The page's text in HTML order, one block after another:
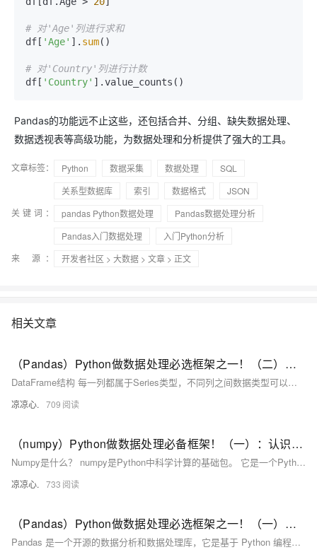
# 对'Age'列进行求和
df[ 'Age' ]. sum()
# 对'Country'列进行计数
df[ 'Country'
Pandas的功能远不止这些，还包括合并、分组、缺失数据处理、
数据透视表等高级功能，为数据处理和分析提供了强大的工具。
文章标签： Python 数据采集 数据处理
SQL
关系型数据库
索引 数据格式
JSON
关键词：
pandas Python数据处理
Pandas数据处理分析
Pandas入门数据处理
入门Python分析
来 源：
开发者社区 > 大数据 > 文章 > 正文
相关文章
（Pandas）Python做数据处理必选框架之一！（二）：附带案例分析；刨析DataFrame结构和其属性；学会访问具体元素；判断元素是否存在；元素求和、求标准值、方差、去重、删除、排序...
DataFrame结构 每一列都属于Series类型，不同列之间数据类型可以不一样，但同一列的值类型必须一致。 DataFrame拥有一个总的 idx记录列，该列记录了每一行的索引 在DataFrame中，若列之间的元素个数不匹配，且使用Series填充时，在DataFrame里空值会显示为NaN；当列之间元素个数不匹配，并且不使用Series填充，会报错。在指定了index 属性显示情况下，会按照index的位置进行排序，默认是 [0,1,2,3,...] 从0索引开始正序排序行。
凉凉心. 709
（numpy）Python做数据处理必备框架！（一）：认识numpy；从概念层面开始学习ndarray数组：形状、数组转置、数值范围、矩阵...
Numpy是什么？ numpy是Python中科学计算的基础包。 它是一个Python库，提供多维数组对象、各种派生对象(例如掩码数组和矩阵)以及用于对数组进行快速操作的各种方法，包括数学、逻辑、形状操作、排序、选择、I/0 、离散傅里叶变换、基本线性代数、基本统计运算、随机模拟等等。 Numpy能做什么？ numpy的部分功能如下: ndarray，一个具有矢量算术运算和复杂广播能力的快速且节省空间的多维数组 用于对整组数据进行快速运算的标准数学函数(无需编写循环)。 用于读写磁盘数据的工具以及用于操作内存映射文件的工具。 线性代数、随机数生成以及傅里叶变换功能。 用于集成由C、C++
凉凉心. 733
（Pandas）Python做数据处理必选框架之一！（一）：介绍Pandas中的两个数据结构；刨析Series：如何访问数据；数据去重、取众数、总和、标准差、方差、平均值等；判断缺失值、获取索引...
Pandas 是一个开源的数据分析和数据处理库，它是基于 Python 编程语言的。 Pandas 提供了易于使用的数据结构和数据分析工具，特别适用于处理结构化数据，如表格型数据（类似于Excel表格）。 Pandas 是数据科学和分析领域中常用的工具之一，它使得用户能够轻松地从各种数据源中导入数据，并对数据进行高效的操作和分析。 Pandas 主要引入了两种新的数据结构：Series 和 DataFrame。